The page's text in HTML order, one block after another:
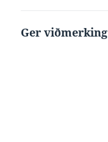
Ger viðmerking